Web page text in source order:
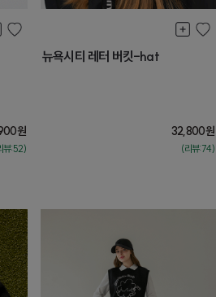
원
뷰:52)
뉴욕시티 레터 버킷-hat
32,800원
(리뷰:74)